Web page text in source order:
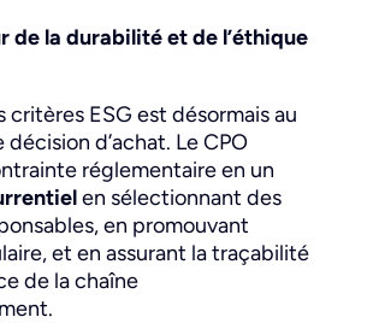
de la durabilité et de l’éthique
critères ESG est désormais au
d’achat. Le CPO
réglementaire en un
en sélectionnant des
en promouvant
et en assurant la traçabilité
de la chaîne